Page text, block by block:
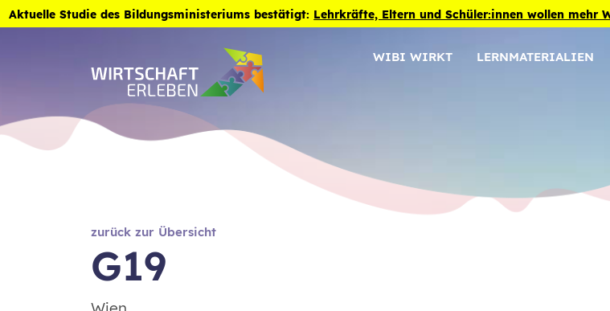
Zum Inhalt der Seite springen
Aktuelle Studie des Bildungsministeriums bestätigt: Lehrkräfte, Eltern und Schüler:innen wollen mehr
WIBI WIRKT LERNMATERIALIEN
zurück zur Übersicht
G19